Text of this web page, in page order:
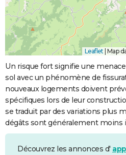
Leaflet Map
Un risque fort signifie une
sol avec un phénomène de
nouveaux logements doivent
spécifiques lors de leur
se traduit par des variations plus
dégâts sont généralement moins
Découvrez les annonces d'